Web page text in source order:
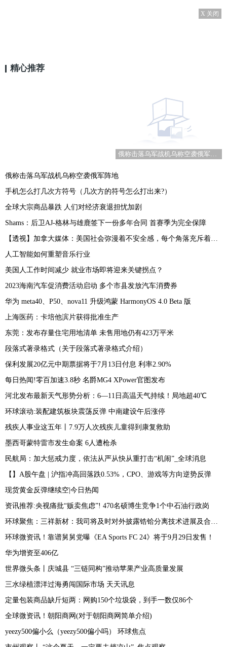
X 关闭
精心推荐
俄称击落乌军战机乌称空袭俄军阵地
俄称击落乌军战机乌称空袭俄军阵地
手机怎么打几次方符号（几次方的符号怎么打出来?）
全球大宗商品暴跌 人们对经济衰退担忧加剧
Shams：后卫AJ-格林与雄鹿签下一份多年合同 首赛季为完全保障
【透视】加拿大媒体：美国社会弥漫着不安全感，每个角落充斥着恐惧
人工智能如何重塑音乐行业
美国人工作时间减少 就业市场即将迎来关键拐点？
2023海南汽车促消费活动启动 多个市县发放汽车消费券
华为 meta40、P50、nova11 升级鸿蒙 HarmonyOS 4.0 Beta 版
上海医药：卡培他滨片获得批准生产
东莞：发布存量住宅用地清单 未售用地仍有423万平米
段落式著录格式（关于段落式著录格式介绍）
保利发展20亿元中期票据将于7月13日付息 利率2.90%
每日热闻!零百加速3.8秒 名爵MG4 XPower官图发布
河北发布最新天气形势分析：6—11日高温天气持续！局地超40℃
环球滚动:装配建筑板块震荡反弹 中南建设午后涨停
残疾人事业这五年丨7.9万人次残疾儿童得到康复救助
墨西哥蒙特雷市发生命案 6人遭枪杀
民航局：加大惩戒力度，依法从严从快从重打击“机闹”_全球消息
【】A股午盘 | 沪指冲高回落跌0.53%，CPO、游戏等方向逆势反弹
现货黄金反弹继续空|今日热闻
资讯推荐:央视痛批“贩卖焦虑”! 470名硕博生竞争1个中石油行政岗
环球聚焦：三祥新材：我司将及时对外披露锆铪分离技术进展及合作情况
环球微资讯！靠谱舅舅党曝《EA Sports FC 24》将于9月29日发售！
华为增资至406亿
世界微头条丨庆城县 “三链同构”推动苹果产业高质量发展
三水绿植漂洋过海勇闯国际市场 天天讯息
定量包装商品缺斤短两：网购150个垃圾袋，到手一数仅86个
全球微资讯！朝阳商网(对于朝阳商网简单介绍)
yeezy500偏小么（yeezy500偏小吗） 环球焦点